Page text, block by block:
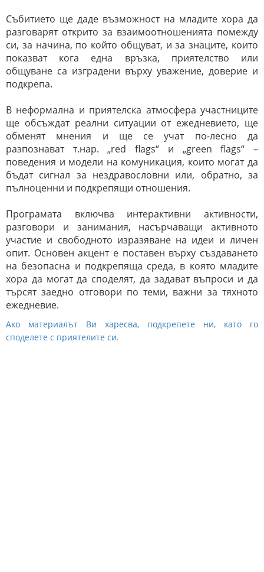
Събитието ще даде възможност на младите хора да
разговарят открито за взаимоотношенията помежду
си, за начина, по който общуват, и за знаците, които
показват кога една връзка, приятелство или
общуване са изградени върху уважение, доверие и
подкрепа.
В неформална и приятелска атмосфера участниците
ще обсъждат реални ситуации от ежедневието, ще
обменят мнения и ще се учат по-лесно да
разпознават т.нар. „red flags“ и „green flags“ –
поведения и модели на комуникация, които могат да
бъдат сигнал за нездравословни или, обратно, за
пълноценни и подкрепящи отношения.
Програмата включва интерактивни активности,
разговори и занимания, насърчаващи активното
участие и свободното изразяване на идеи и личен
опит. Основен акцент е поставен върху създаването
на безопасна и подкрепяща среда, в която младите
хора да могат да споделят, да задават въпроси и да
търсят заедно отговори по теми, важни за тяхното
ежедневие.
Ако материалът Ви харесва, подкрепете ни, като го
споделете с приятелите си.